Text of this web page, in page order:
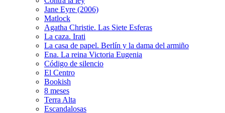
Jane Eyre (2006)
Matlock
Agatha Christie. Las Siete Esferas
La caza. Irati
La casa de papel. Berlín y la dama del armiño
Ena. La reina Victoria Eugenia
Código de silencio
El Centro
Bookish
8 meses
Terra Alta
Escandalosas